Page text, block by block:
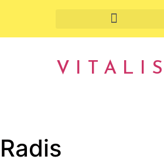
Radis